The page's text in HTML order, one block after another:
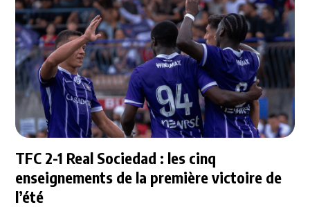
TFC 2-1 Real Sociedad : les cinq
enseignements de la première victoire de
l’été